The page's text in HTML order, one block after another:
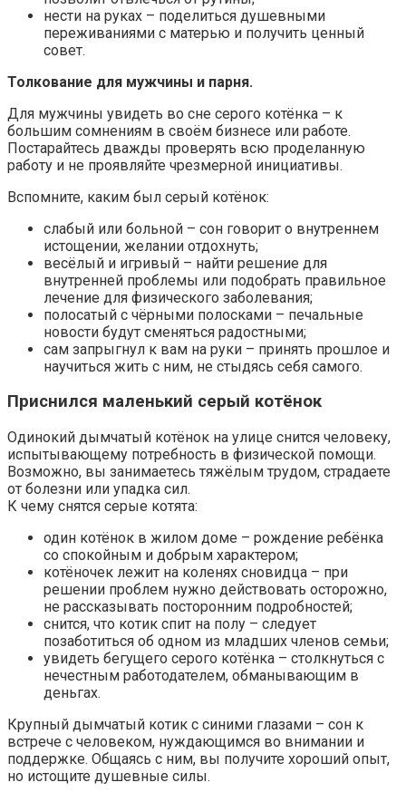
нести на руках – поделиться душевными
переживаниями с матерью и получить ценный
совет.
Толкование для мужчины и парня.
Для мужчины увидеть во сне серого котёнка – к
большим сомнениям в своём бизнесе или работе.
Постарайтесь дважды проверять всю проделанную
работу и не проявляйте чрезмерной инициативы.
Вспомните, каким был серый котёнок:
слабый или больной – сон говорит о внутреннем
истощении, желании отдохнуть;
весёлый и игривый – найти решение для
внутренней проблемы или подобрать правильное
лечение для физического заболевания;
полосатый с чёрными полосками – печальные
новости будут сменяться радостными;
сам запрыгнул к вам на руки – принять прошлое и
научиться жить с ним, не стыдясь себя самого.
Приснился маленький серый котёнок
Одинокий дымчатый котёнок на улице снится человеку,
испытывающему потребность в физической помощи.
Возможно, вы занимаетесь тяжёлым трудом, страдаете
от болезни или упадка сил.
К чему снятся серые котята:
один котёнок в жилом доме – рождение ребёнка
со спокойным и добрым характером;
котёночек лежит на коленях сновидца – при
решении проблем нужно действовать осторожно,
не рассказывать посторонним подробностей;
снится, что котик спит на полу – следует
позаботиться об одном из младших членов семьи;
увидеть бегущего серого котёнка – столкнуться с
нечестным работодателем, обманывающим в
деньгах.
Крупный дымчатый котик с синими глазами – сон к
встрече с человеком, нуждающимся во внимании и
поддержке. Общаясь с ним, вы получите хороший опыт,
но истощите душевные силы.